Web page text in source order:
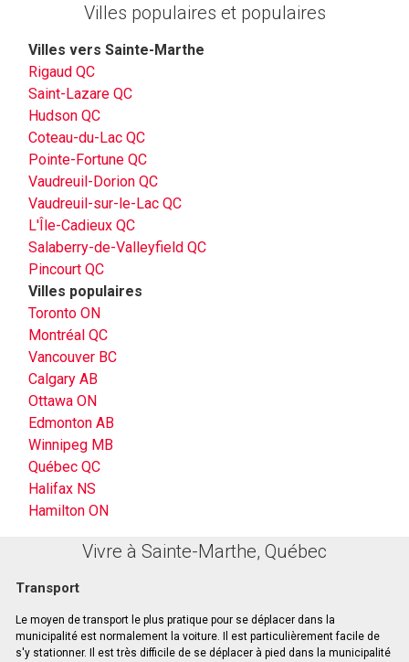
Villes populaires et populaires
Villes vers Sainte-Marthe
Rigaud QC
Saint-Lazare QC
Hudson QC
Coteau-du-Lac QC
Pointe-Fortune QC
Vaudreuil-Dorion QC
Vaudreuil-sur-le-Lac QC
L'Île-Cadieux QC
Salaberry-de-Valleyfield QC
Pincourt QC
Villes populaires
Toronto ON
Montréal QC
Vancouver BC
Calgary AB
Ottawa ON
Edmonton AB
Winnipeg MB
Québec QC
Halifax NS
Hamilton ON
Vivre à Sainte-Marthe, Québec
Transport
Le moyen de transport le plus pratique pour se déplacer dans la
municipalité est normalement la voiture. Il est particulièrement facile de
s'y stationner. Il est très difficile de se déplacer à pied dans la municipalité